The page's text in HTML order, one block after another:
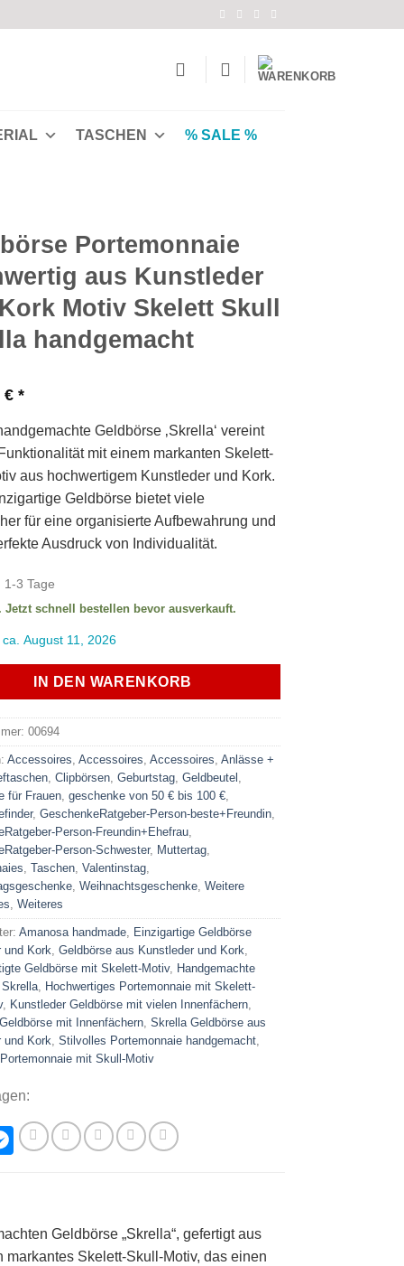
TASCHEN % SALE %
Portemonnaie
aus Kunstleder
Motiv Skelett Skull
handgemacht
€
Geldbörse ‚Skrella‘ vereint
mit einem markanten Skelett-
aus hochwertigem Kunstleder und Kork.
Geldbörse bietet viele
für eine organisierte Aufbewahrung und
Ausdruck von Individualität.
1-3 Tage
Jetzt schnell bestellen bevor ausverkauft.
August 11, 2026
IN DEN WARENKORB
00694
Accessoires, Accessoires, Accessoires, Anlässe +
, Clipbörsen, Geburtstag, Geldbeutel ,
für Frauen, geschenke von 50 € bis 100 €,
, GeschenkeRatgeber-Person-beste+Freundin,
Person-Freundin+Ehefrau,
Person-Schwester, Muttertag,
, Taschen, Valentinstag,
, Weihnachtsgeschenke, Weitere
, Weiteres
Amanosa handmade, Einzigartige Geldbörse
und Kork, Geldbörse aus Kunstleder und Kork,
Geldbörse mit Skelett-Motiv, Handgemachte
, Hochwertiges Portemonnaie mit Skelett-
, Kunstleder Geldbörse mit vielen Innenfächern,
mit Innenfächern, Skrella Geldbörse aus
und Kork, Stilvolles Portemonnaie handgemacht,
mit Skull-Motiv
Messenger
Geldbörse „Skrella“, gefertigt aus
Skelett-Skull-Motiv, das einen